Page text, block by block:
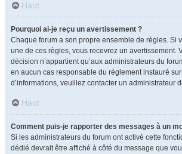
Haut
Pourquoi ai-je reçu un avertissement ?
Chaque forum a son propre ensemble de règles. Si
une de ces règles, vous recevrez un avertissement.
décision n’appartient qu’aux administrateurs du
en aucun cas responsable du règlement instauré
d’informations, veuillez contacter un administrateur
Haut
Comment puis-je rapporter des messages à un
Si les administrateurs du forum ont activé cette
dédié devrait être affiché à côté du message que